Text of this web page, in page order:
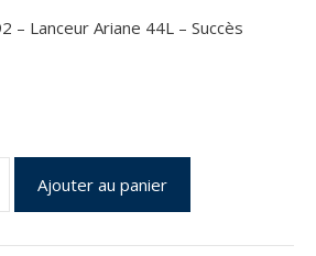
– Lanceur Ariane 44L – Succès
quantité
de
Vol
Ajouter au panier